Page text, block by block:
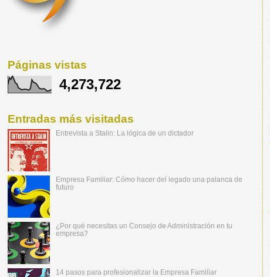
Páginas vistas
4,273,722
Entradas más visitadas
Entrevista a Stalin: La lógica de un dictador
Empresa Familiar: Cómo hacer del legado una palanca de
futuro
¿Por qué necesitas un Consejo de Administración en tu
empresa?
14 pasos para profesionalizar la Empresa Familiar